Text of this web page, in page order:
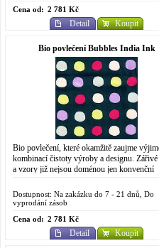
Cena od: 2 781 Kč
Detail Koupit
Bio povlečení Bubbles India Ink
Bio povlečení, které okamžitě zaujme
kombinací čistoty výroby a designu.
a vzory již nejsou doménou jen konvenční
propracovaného...
Dostupnost: Na zakázku do 7 - 21 dnů, Do
vyprodání zásob
Cena od: 2 781 Kč
Detail Koupit